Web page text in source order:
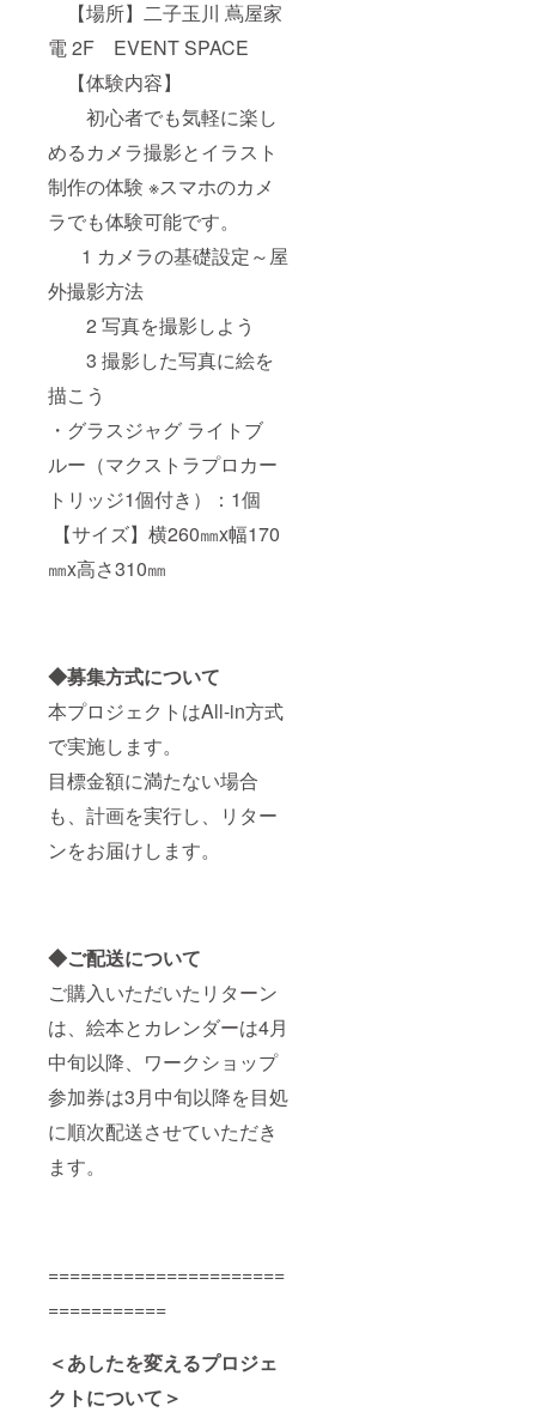
【場所】二子玉川 蔦屋家
電 2F EVENT SPACE
【体験内容】
初心者でも気軽に楽し
めるカメラ撮影とイラスト
制作の体験 ※スマホのカメ
ラでも体験可能です。
1 カメラの基礎設定～屋
外撮影方法
2 写真を撮影しよう
3 撮影した写真に絵を
描こう
・グラスジャグ ライトブ
ルー（マクストラプロカー
トリッジ1個付き）：1個
【サイズ】横260㎜x幅170
㎜x高さ310㎜
◆募集方式について
本プロジェクトはAll-in方式
で実施します。
目標金額に満たない場合
も、計画を実行し、リター
ンをお届けします。
◆ご配送について
ご購入いただいたリターン
は、絵本とカレンダーは4月
中旬以降、ワークショップ
参加券は3月中旬以降を目処
に順次配送させていただき
ます。
======================
===========
＜あしたを変えるプロジェ
クトについて＞